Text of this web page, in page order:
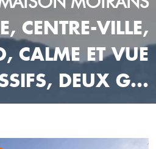
CENTRE-VILLE,
CALME ET VUE
DEUX G...